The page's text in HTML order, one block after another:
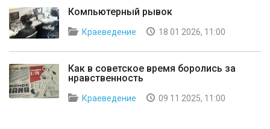
Компьютерный рывок
Краеведение 18 01 2026, 11:00
Как в советское время боролись за
нравственность
Краеведение 09 11 2025, 11:00